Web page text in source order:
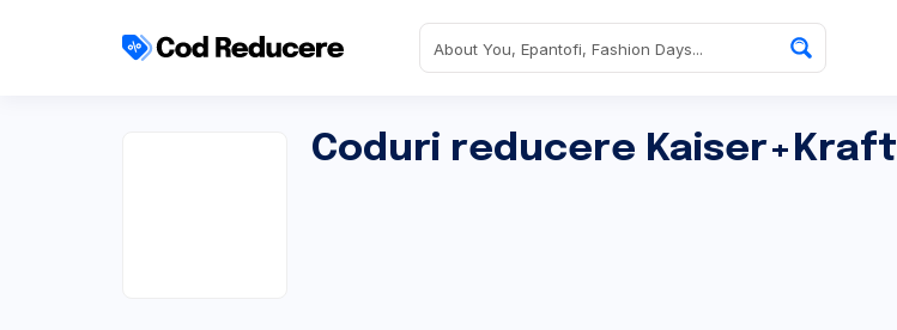
Coduri reducere Kaiser+Kraft